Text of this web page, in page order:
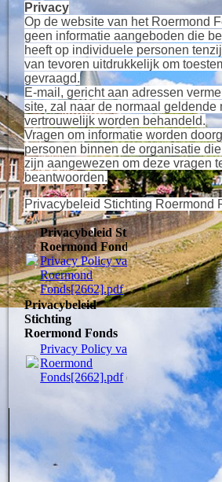
Privacy
Op de website van het Roermond
geen informatie aangeboden die
heeft op individuele personen
van tevoren uitdrukkelijk om
gevraagd.
E-mail, gericht aan adressen
site, zal naar de normaal geldende
vertrouwelijk worden behandeld.
Vragen om informatie worden
personen binnen de organisatie
zijn aangewezen om deze vragen
beantwoorden.
Privacybeleid Stichting Roermond
Privacybeleid Stichting
Roermond Fonds
Privacy Policy van Stichting
Roermond
Fonds[2662].pdf(158.09KB)
Privacybeleid
Stichting
Roermond Fonds
Privacy Policy van Stichting
Roermond
Fonds[2662].pdf(158.09KB)